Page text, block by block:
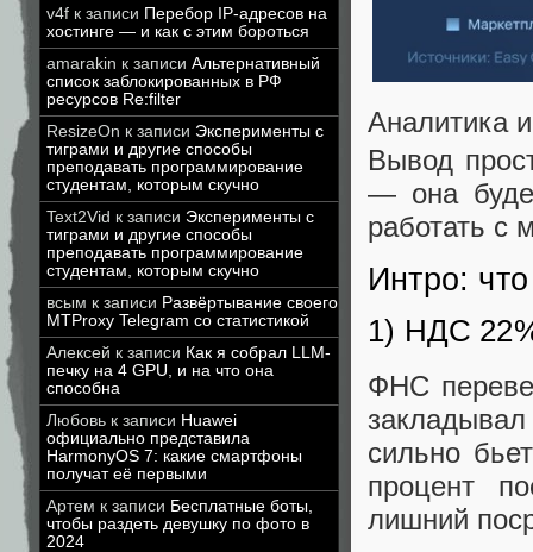
v4f к записи Перебор IP-адресов на
хостинге — и как с этим бороться
amarakin к записи Альтернативный
список заблокированных в РФ
ресурсов Re:filter
ResizeOn к записи Эксперименты с
тиграми и другие способы
преподавать программирование
студентам, которым скучно
Text2Vid к записи Эксперименты с
тиграми и другие способы
преподавать программирование
студентам, которым скучно
всым к записи Развёртывание своего
MTProxy Telegram со статистикой
Алексей к записи Как я собрал LLM-
печку на 4 GPU, и на что она
способна
Любовь к записи Huawei
официально представила
HarmonyOS 7: какие смартфоны
получат её первыми
Артем к записи Бесплатные боты,
чтобы раздеть девушку по фото в
2024
Аналитика
Вывод
— она
работать с
Интро:
1) НДС
ФНС
сильно
процент
лишний